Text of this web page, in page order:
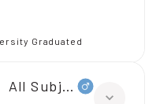
Graduated
All Subjects